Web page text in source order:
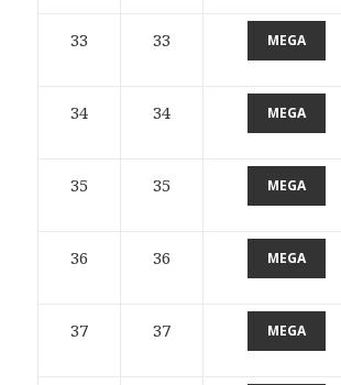
33 33 MEGA
34 34 MEGA
35 35 MEGA
36 36 MEGA
37 37 MEGA